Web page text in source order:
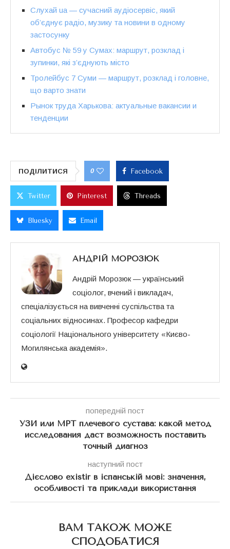
Слухай ua — сучасний аудіосервіс, який
об’єднує радіо, музику та новини в одному
застосунку
Автобус № 59 у Сумах: маршрут, розклад і
зупинки, які з’єднують місто
Тролейбус 7 Суми — маршрут, розклад і головне,
що варто знати
Рынок труда Харькова: актуальные вакансии и
тенденции
ПОДІЛИТИСЯ 0 Facebook
Twitter Pinterest Threads
Bluesky Email
АНДРІЙ МОРОЗЮК
Андрій Морозюк — український
соціолог, вчений і викладач,
спеціалізується на вивченні суспільства та
соціальних відносинах. Професор кафедри
соціології Національного університету «Києво-
Могилянська академія».
попередній пост
УЗИ или МРТ плечевого сустава: какой метод
исследования даст возможность поставить
точный диагноз
наступний пост
Дієслово existir в іспанській мові: значення,
особливості та приклади використання
ВАМ ТАКОЖ МОЖЕ
СПОДОБАТИСЯ